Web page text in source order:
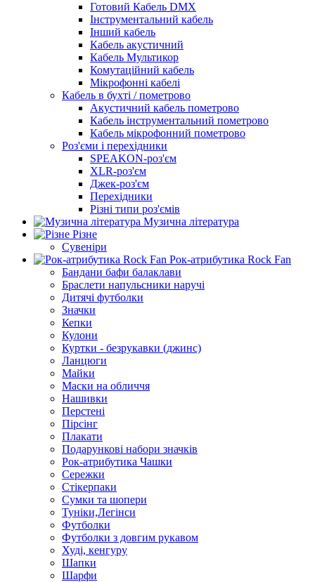
Готовий Кабель DMX
Інструментальний кабель
Інший кабель
Кабель акустичний
Кабель Мультикор
Комутаційний кабель
Мікрофонні кабелі
Кабель в бухті / пометрово
Акустичний кабель пометрово
Кабель інструментальний пометрово
Кабель мікрофонний пометрово
Роз'єми і перехідники
SPEAKON-роз'єм
XLR-роз'єм
Джек-роз'єм
Перехідники
Різні типи роз'ємів
Музична література
Різне
Сувеніри
Рок-атрибутика Rock Fan
Бандани бафи балаклави
Браслети напульсники наручі
Дитячі футболки
Значки
Кепки
Кулони
Куртки - безрукавки (джинс)
Ланцюги
Майки
Маски на обличчя
Нашивки
Перстені
Пірсінг
Плакати
Подарункові набори значків
Рок-атрибутика Чашки
Сережки
Стікерпаки
Сумки та шопери
Туніки,Легінси
Футболки
Футболки з довгим рукавом
Худі, кенгуру
Шапки
Шарфи